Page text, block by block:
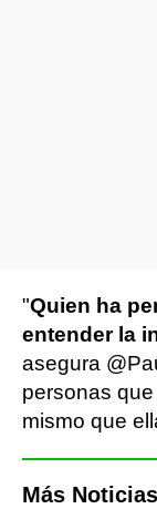
"Quien ha
entender la
asegura
personas
mismo que
Más Noticias